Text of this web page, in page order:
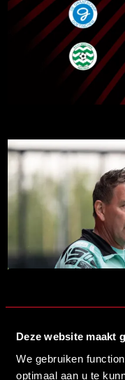
Deze website maakt
We gebruiken
optimaal aan u te
17/06/2026 18:00
STAF HELMOND SPORT
LEES MEER